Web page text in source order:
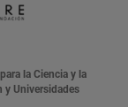
la Ciencia y la
y Universidades